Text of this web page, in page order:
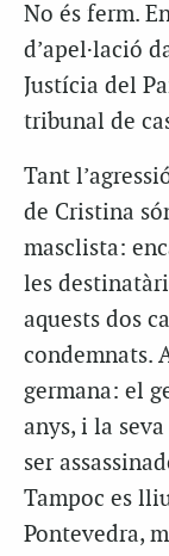
No és ferm.
d’apel·lació
Justícia del
tribunal de
Tant
de Cristina
masclista:
les
aquests dos
condemnats.
germana: el
anys, i la
ser
Tampoc es
Pontevedra,